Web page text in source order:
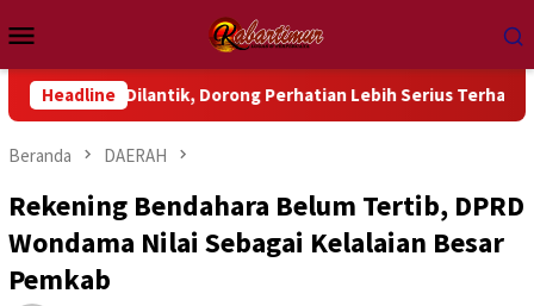
ke
kontenMobile
Headline
Dilantik, Dorong Perhatian Lebih Serius Terhadap Isu Aktual
Beranda DAERAH
Rekening Bendahara Belum Tertib, DPRD
Wondama Nilai Sebagai Kelalaian Besar
Pemkab